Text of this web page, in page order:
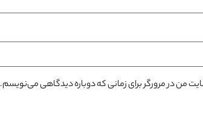
من در مرورگر برای زمانی که دوباره دیدگاهی می‌نویسم.